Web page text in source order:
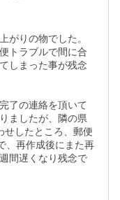
がりの物でした。
トラブルで間に合
しまった事が残念
了の連絡を頂いて
ましたが、隣の県
せしたところ、郵便
、再作成後にまた再
間遅くなり残念で